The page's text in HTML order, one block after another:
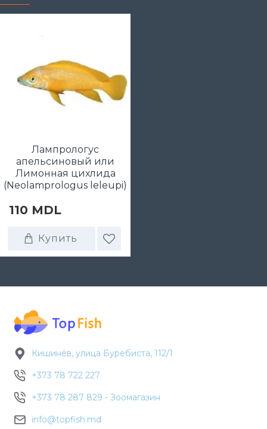
Лампрологус
апельсиновый или
Лимонная цихлида
(Neolamprologus leleupi)
110 MDL
Купить
Кишинёв, улица Буребиста, 112/1
+373 78 722 227
+373 78 287 829 - Зоомагазин
info@topfish.md